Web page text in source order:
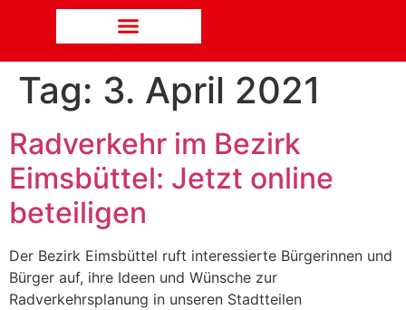
Tag: 3. April 2021
Radverkehr im Bezirk
Eimsbüttel: Jetzt online
beteiligen
Der Bezirk Eimsbüttel ruft interessierte Bürgerinnen und
Bürger auf, ihre Ideen und Wünsche zur
Radverkehrsplanung in unseren Stadtteilen